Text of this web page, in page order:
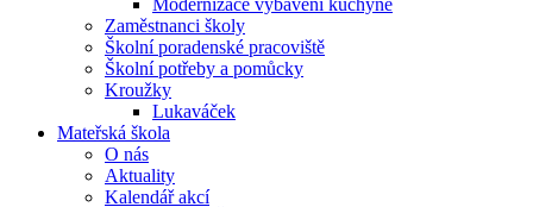
Modernizace vybavení kuchyně
Zaměstnanci školy
Školní poradenské pracoviště
Školní potřeby a pomůcky
Kroužky
Lukaváček
Mateřská škola
O nás
Aktuality
Kalendář akcí